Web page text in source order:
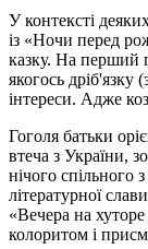
У контексті
із «Ночи перед
казку. На перший
якогось
інтереси. Адже
Гоголя батьки
втеча з України,
нічого спільного
літературної
«Вечера на
колоритом і